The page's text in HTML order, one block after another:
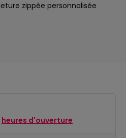
zippée personnalisée
heures d'ouverture